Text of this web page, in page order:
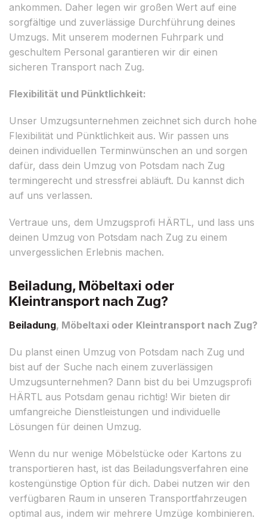
ankommen. Daher legen wir großen Wert auf eine
sorgfältige und zuverlässige Durchführung deines
Umzugs. Mit unserem modernen Fuhrpark und
geschultem Personal garantieren wir dir einen
sicheren Transport nach Zug.
Flexibilität und Pünktlichkeit:
Unser Umzugsunternehmen zeichnet sich durch hohe
Flexibilität und Pünktlichkeit aus. Wir passen uns
deinen individuellen Terminwünschen an und sorgen
dafür, dass dein Umzug von Potsdam nach Zug
termingerecht und stressfrei abläuft. Du kannst dich
auf uns verlassen.
Vertraue uns, dem Umzugsprofi HÄRTL, und lass uns
deinen Umzug von Potsdam nach Zug zu einem
unvergesslichen Erlebnis machen.
Beiladung, Möbeltaxi oder
Kleintransport nach Zug?
Beiladung, Möbeltaxi oder Kleintransport nach Zug?
Du planst einen Umzug von Potsdam nach Zug und
bist auf der Suche nach einem zuverlässigen
Umzugsunternehmen? Dann bist du bei Umzugsprofi
HÄRTL aus Potsdam genau richtig! Wir bieten dir
umfangreiche Dienstleistungen und individuelle
Lösungen für deinen Umzug.
Wenn du nur wenige Möbelstücke oder Kartons zu
transportieren hast, ist das Beiladungsverfahren eine
kostengünstige Option für dich. Dabei nutzen wir den
verfügbaren Raum in unseren Transportfahrzeugen
optimal aus, indem wir mehrere Umzüge kombinieren.